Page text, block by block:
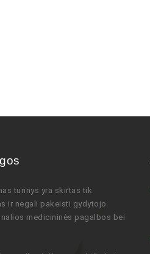
turinys yra skirtas tik
ir negali pakeisti gydytojo
medicininės pagalbos bei